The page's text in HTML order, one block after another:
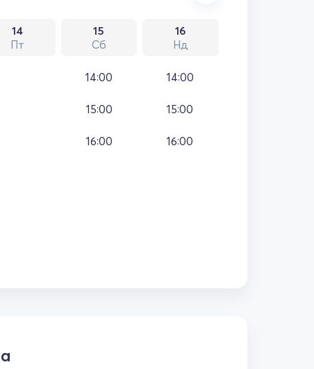
14
Пт
15
Сб
16
Нд
14:00
15:00
16:00
14:00
15:00
16:00